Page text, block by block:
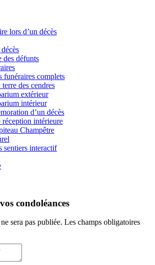
lors d’un décès
des défunts
funéraires complets
des cendres
extérieur
intérieur
d’un décès
réception intérieure
Champêtre
sentiers interactif
condoléances
sera pas publiée. Les champs obligatoires